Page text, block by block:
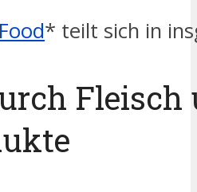
Food* teilt sich in
Fleisch